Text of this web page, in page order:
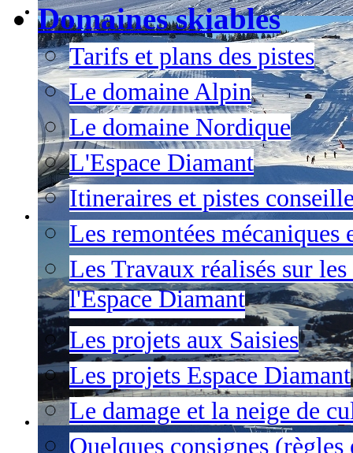
Domaines skiables
Tarifs et plans des pistes
Le domaine Alpin
Le domaine Nordique
L'Espace Diamant
Itineraires et pistes
Les remontées mécaniques
Les Travaux réalisés sur
l'Espace Diamant
Les projets aux Saisies
Les projets Espace Diamant
Le damage et la neige de
Quelques consignes (règles